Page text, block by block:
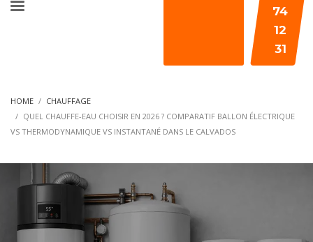
74
12
31
HOME
CHAUFFAGE
QUEL CHAUFFE-EAU CHOISIR EN 2026 ? COMPARATIF BALLON ÉLECTRIQUE
VS THERMODYNAMIQUE VS INSTANTANÉ DANS LE CALVADOS